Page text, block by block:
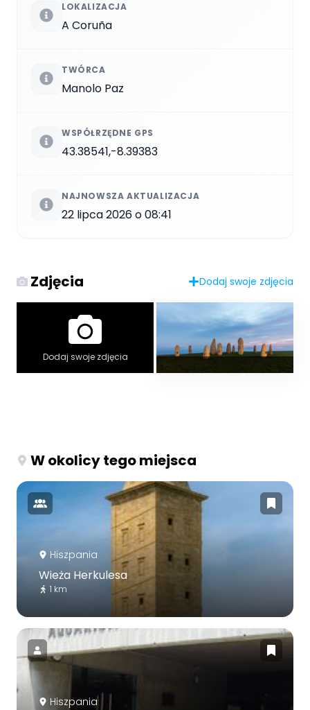
LOKALIZACJA
A Coruña
TWÓRCA
Manolo Paz
WSPÓŁRZĘDNE GPS
43.38541,-8.39383
NAJNOWSZA AKTUALIZACJA
22 lipca 2026 o 08:41
Zdjęcia Dodaj swoje zdjęcia
Dodaj swoje zdjęcia
W okolicy tego miejsca
Hiszpania
Wieża Herkulesa
1 km
Hiszpania